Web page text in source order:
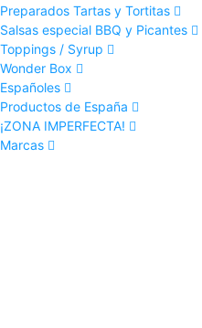
Preparados Tartas y Tortitas
Salsas especial BBQ y Picantes
Toppings / Syrup
Wonder Box
Españoles
Productos de España
¡ZONA IMPERFECTA!
Marcas